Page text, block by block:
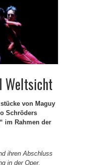
Weltsicht
von Maguy
Schröders
im Rahmen der
ihren Abschluss
in der Oper.